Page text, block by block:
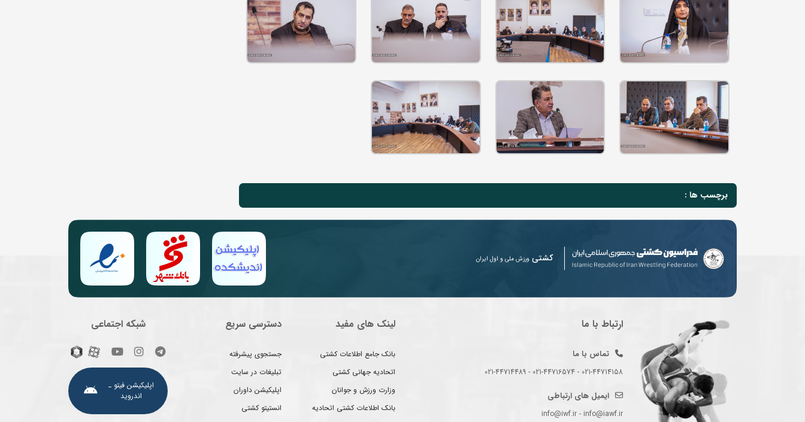
برچسب ها :
کشتی ورزش ملی و اول ایران
ارتباط با ما
تماس با ما
021-44714158 - 021-44716574 - 021-44714489
ایمیل های ارتباطی
info@iwf.ir - info@iawf.ir
لینک های مفید
بانک جامع اطلاعات کشتی
اتحادیه جهانی کشتی
وزارت ورزش و جوانان
بانک اطلاعات کشتی اتحادیه
دسترسی سریع
جستجوی پیشرفته
تبلیغات در سایت
اپلیکیشن داوران
انستیتو کشتی
شبکه اجتماعی
اپلیکیشن فیتو ـ
اندروید